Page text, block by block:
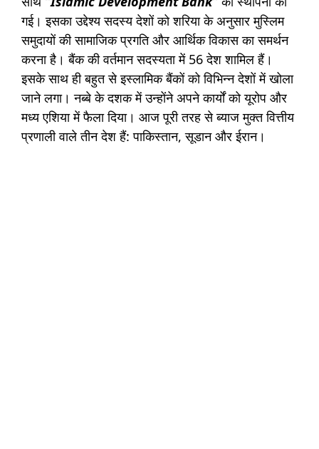
गई। इसका उद्देश्य सदस्य देशों को शरिया के अनुसार मुस्लिम
समुदायों की सामाजिक प्रगति और आर्थिक विकास का समर्थन
करना है। बैंक की वर्तमान सदस्यता में 56 देश शामिल हैं।
इसके साथ ही बहुत से इस्लामिक बैंकों को विभिन्न देशों में खोला
जाने लगा। नब्बे के दशक में उन्होंने अपने कार्यों को यूरोप और
मध्य एशिया में फैला दिया। आज पूरी तरह से ब्याज मुक्त वित्तीय
प्रणाली वाले तीन देश हैं: पाकिस्तान, सूडान और ईरान।